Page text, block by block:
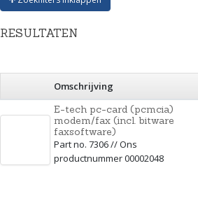
RESULTATEN
Omschrijving
E-tech pc-card (pcmcia)
modem/fax (incl. bitware
faxsoftware)
Part no. 7306 // Ons
productnummer 00002048